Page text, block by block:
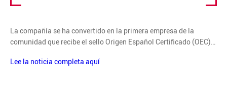
La compañía se ha convertido en la primera empresa de la
comunidad que recibe el sello Origen Español Certificado (OEC)…
Lee la noticia completa aquí